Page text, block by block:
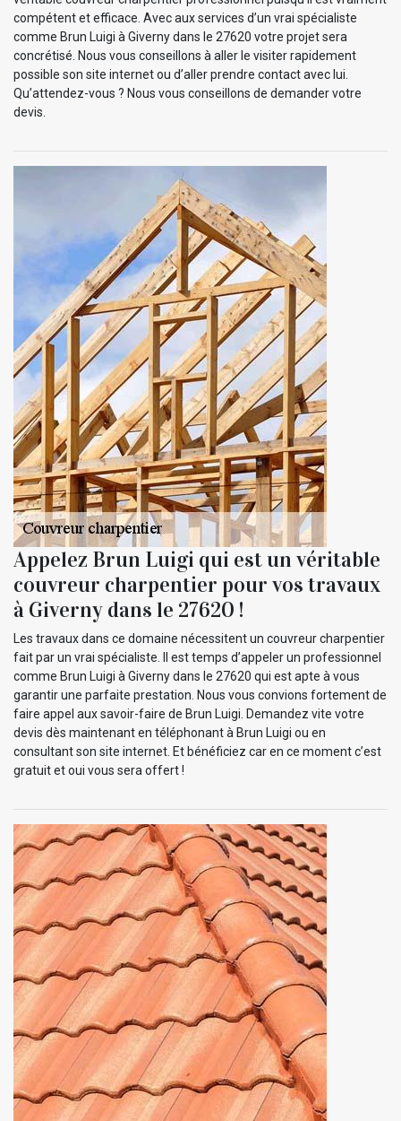
compétent et efficace. Avec aux services d’un vrai spécialiste
comme Brun Luigi à Giverny dans le 27620 votre projet sera
concrétisé. Nous vous conseillons à aller le visiter rapidement
possible son site internet ou d’aller prendre contact avec lui.
Qu’attendez-vous ? Nous vous conseillons de demander votre
devis.
Appelez Brun Luigi qui est un véritable
couvreur charpentier pour vos travaux
à Giverny dans le 27620 !
Les travaux dans ce domaine nécessitent un couvreur charpentier
fait par un vrai spécialiste. Il est temps d’appeler un professionnel
comme Brun Luigi à Giverny dans le 27620 qui est apte à vous
garantir une parfaite prestation. Nous vous convions fortement de
faire appel aux savoir-faire de Brun Luigi. Demandez vite votre
devis dès maintenant en téléphonant à Brun Luigi ou en
consultant son site internet. Et bénéficiez car en ce moment c’est
gratuit et oui vous sera offert !